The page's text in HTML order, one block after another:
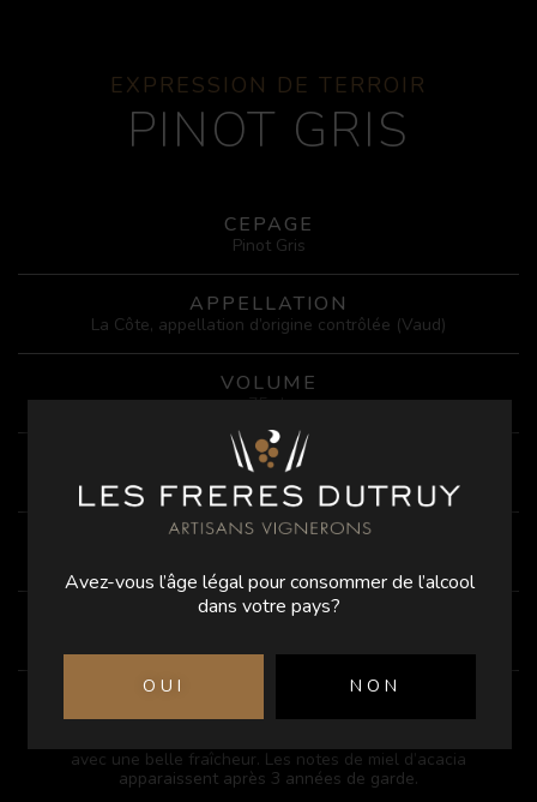
EXPRESSION DE TERROIR
PINOT GRIS
CEPAGE
Pinot Gris
APPELLATION
La Côte, appellation d’origine contrôlée (Vaud)
VOLUME
75 cL
ALCOOL
13.7%
ACIDITE
ELEVAGE
Doté d’arômes complexes de fruits, d’épices et de fleurs
avec une belle fraîcheur. Les notes de miel d’acacia
apparaissent après 3 années de garde.
Avez-vous l’âge légal pour consommer de l’alcool
dans votre pays?
OUI NON